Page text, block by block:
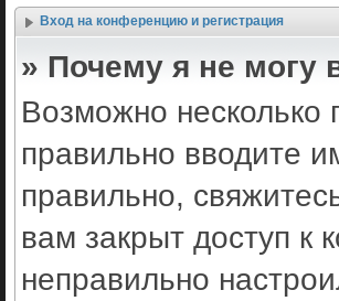
Вход на конференцию и регистрация
» Почему я не могу
Возможно несколько
правильно вводите
правильно,
вам закрыт доступ к
неправильно